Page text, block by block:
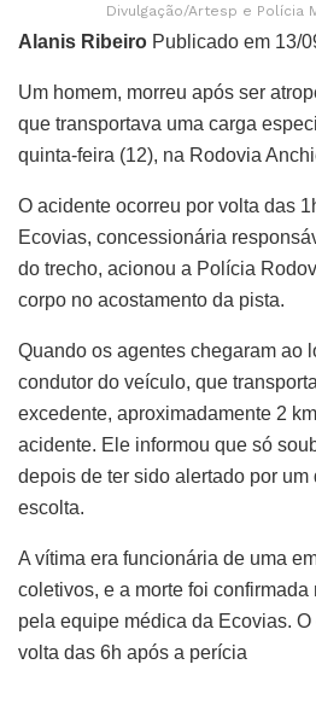
Divulgação/Artesp e Polícia
Alanis Ribeiro Publicado em 13/
Um homem, morreu após ser
que transportava uma carga
quinta-feira (12), na Rodovia
O acidente ocorreu por volta das
Ecovias, concessionária
do trecho, acionou a Polícia
corpo no acostamento da pista.
Quando os agentes chegaram ao
condutor do veículo, que
excedente, aproximadamente 2
acidente. Ele informou que só
depois de ter sido alertado por um
escolta.
A vítima era funcionária de uma
coletivos, e a morte foi
pela equipe médica da Ecovias.
volta das 6h após a perícia